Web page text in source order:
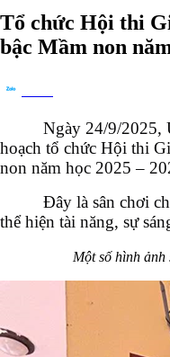
Tổ chức Hội thi
bậc Mầm non
Ngày 24/9/2025,
hoạch tổ chức Hội thi
non năm học 2025 –
Đây là sân chơi
thể hiện tài năng, sự
Một số hình